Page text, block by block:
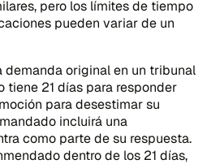
pero los límites de tiempo
pueden variar de un
demanda original en un tribunal
tiene 21 días para responder
para desestimar su
incluirá una
como parte de su respuesta.
dentro de los 21 días,